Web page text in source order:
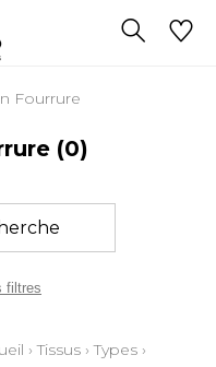
Fourrure
(0)
filtres
›Tissus›Types›